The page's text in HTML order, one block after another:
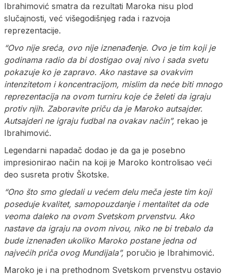
Ibrahimović smatra da rezultati Maroka nisu plod
slučajnosti, već višegodišnjeg rada i razvoja
reprezentacije.
“Ovo nije sreća, ovo nije iznenađenje. Ovo je tim koji je
godinama radio da bi dostigao ovaj nivo i sada svetu
pokazuje ko je zapravo. Ako nastave sa ovakvim
intenzitetom i koncentracijom, mislim da neće biti mnogo
reprezentacija na ovom turniru koje će želeti da igraju
protiv njih. Zaboravite priču da je Maroko autsajder.
Autsajderi ne igraju fudbal na ovakav način”, rekao je
Ibrahimović.
Legendarni napadač dodao je da ga je posebno
impresionirao način na koji je Maroko kontrolisao veći
deo susreta protiv Škotske.
“Ono što smo gledali u većem delu meča jeste tim koji
poseduje kvalitet, samopouzdanje i mentalitet da ode
veoma daleko na ovom Svetskom prvenstvu. Ako
nastave da igraju na ovom nivou, niko ne bi trebalo da
bude iznenađen ukoliko Maroko postane jedna od
najvećih priča ovog Mundijala”, poručio je Ibrahimović.
Maroko je i na prethodnom Svetskom prvenstvu ostavio